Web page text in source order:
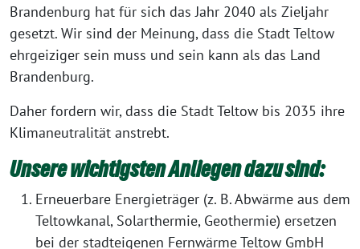
Brandenburg hat für sich das Jahr 2040 als Zieljahr
gesetzt. Wir sind der Meinung, dass die Stadt Teltow
ehrgeiziger sein muss und sein kann als das Land
Brandenburg.
Daher fordern wir, dass die Stadt Teltow bis 2035 ihre
Klimaneutralität anstrebt.
Unsere wichtigsten Anliegen dazu sind:
Erneuerbare Energieträger (z. B. Abwärme aus dem
Teltowkanal, Solarthermie, Geothermie) ersetzen
bei der stadteigenen Fernwärme Teltow GmbH